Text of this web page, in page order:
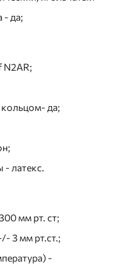
- да;
да;
латекс.
мм рт. ст;
3 мм рт.ст.;
-